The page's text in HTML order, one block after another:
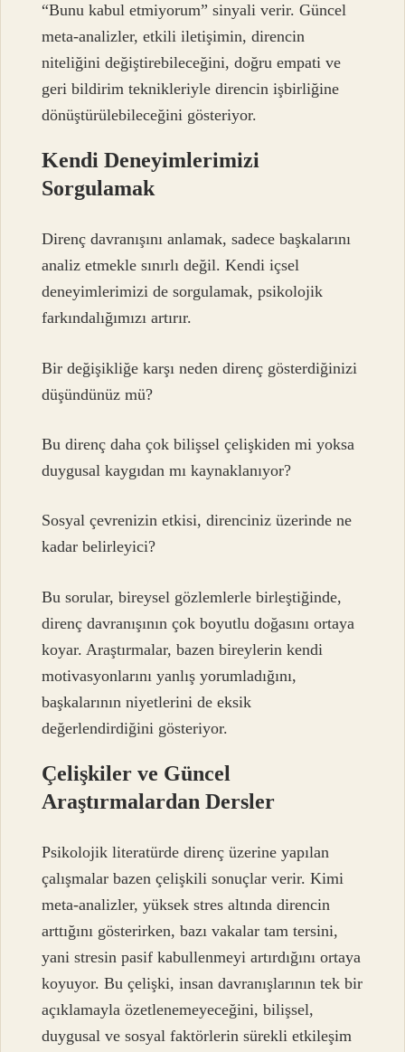
“Bunu kabul etmiyorum” sinyali verir. Güncel
meta-analizler, etkili iletişimin, direncin
niteliğini değiştirebileceğini, doğru empati ve
geri bildirim teknikleriyle direncin işbirliğine
dönüştürülebileceğini gösteriyor.
Kendi Deneyimlerimizi
Sorgulamak
Direnç davranışını anlamak, sadece başkalarını
analiz etmekle sınırlı değil. Kendi içsel
deneyimlerimizi de sorgulamak, psikolojik
farkındalığımızı artırır.
Bir değişikliğe karşı neden direnç gösterdiğinizi
düşündünüz mü?
Bu direnç daha çok bilişsel çelişkiden mi yoksa
duygusal kaygıdan mı kaynaklanıyor?
Sosyal çevrenizin etkisi, direnciniz üzerinde ne
kadar belirleyici?
Bu sorular, bireysel gözlemlerle birleştiğinde,
direnç davranışının çok boyutlu doğasını ortaya
koyar. Araştırmalar, bazen bireylerin kendi
motivasyonlarını yanlış yorumladığını,
başkalarının niyetlerini de eksik
değerlendirdiğini gösteriyor.
Çelişkiler ve Güncel
Araştırmalardan Dersler
Psikolojik literatürde direnç üzerine yapılan
çalışmalar bazen çelişkili sonuçlar verir. Kimi
meta-analizler, yüksek stres altında direncin
arttığını gösterirken, bazı vakalar tam tersini,
yani stresin pasif kabullenmeyi artırdığını ortaya
koyuyor. Bu çelişki, insan davranışlarının tek bir
açıklamayla özetlenemeyeceğini, bilişsel,
duygusal ve sosyal faktörlerin sürekli etkileşim